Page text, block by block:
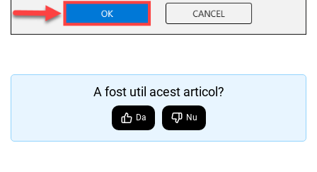
A fost util acest articol?
Da Nu